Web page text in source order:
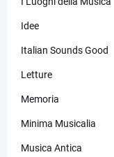
Idee
Italian Sounds Good
Letture
Memoria
Minima Musicalia
Musica Antica